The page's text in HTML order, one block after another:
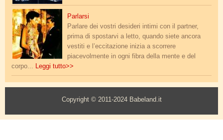
uomo_donna_parlano.jpg
Parlarsi
Parlare dei vostri desideri intimi con il partner,
prima di spostarvi a letto, quando siete ancora
vestiti e l’eccitazione inizia a scorrere
piacevolmente in ogni fibra della mente e del
corpo... Leggi tutto>>
Copyright © 2011-2024 Babeland.it